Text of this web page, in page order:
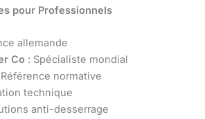
pour Professionnels
allemande
Co : Spécialiste mondial
normative
technique
anti-desserrage